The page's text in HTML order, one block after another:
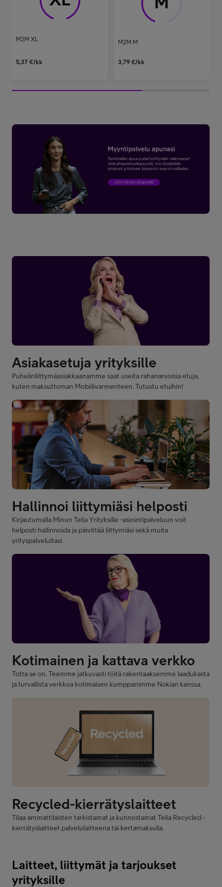
M2M XL
5,37 €/kk
M2M M
3,79 €/kk
Puhelinliittymäasiakkaanamme saat useita rahanarvoisia etuja,
kuten maksuttoman Mobiilivarmenteen. Tutustu etuihin!
Kirjautumalla Minun Telia Yrityksille -asiointipalveluun voit
helposti hallinnoida ja päivittää liittymiäsi sekä muita
yrityspalveluitasi.
Totta se on. Teemme jatkuvasti töitä rakentaaksemme laadukasta
ja turvallista verkkoa kotimaisen kumppanimme Nokian kanssa.
Tilaa ammattilaisten tarkistamat ja kunnostamat Telia Recycled -
kierrätyslaitteet palvelulaitteena tai kertamaksulla.
Laitteet, liittymät ja tarjoukset
yrityksille